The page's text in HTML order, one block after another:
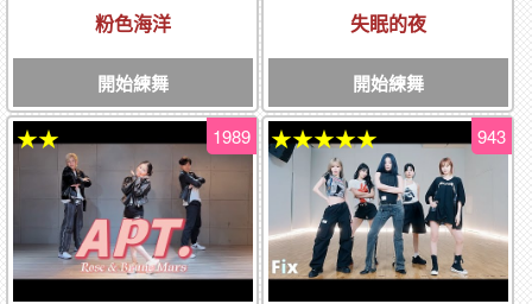
粉色海洋
開始練舞
失眠的夜
開始練舞
1989
★★ 943
★★★★★